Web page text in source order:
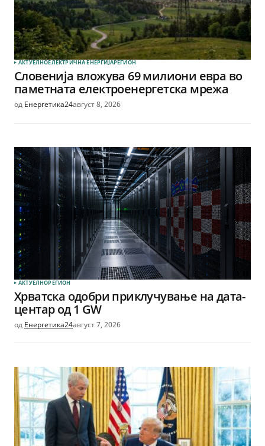
АКТУЕЛНОЕЛЕКТРИЧНА ЕНЕРГИЈАРЕГИОН
Словенија вложува 69 милиони евра во
паметната електроенергетска мрежа
од Енергетика24август 8, 2026
АКТУЕЛНОРЕГИОН
Хрватска одобри приклучување на дата-
центар од 1 GW
од Енергетика24август 7, 2026